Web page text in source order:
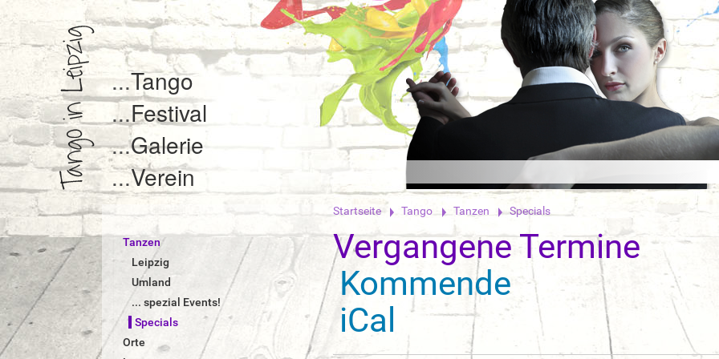
Tango
Festival
Galerie
Verein
S
e
s
i
e
Startseite Tango Tanzen Specials
Vergangene Termine
Kommende
iCal
Tanzen
Leipzig
Umland
... spezial Events!
Specials
Orte